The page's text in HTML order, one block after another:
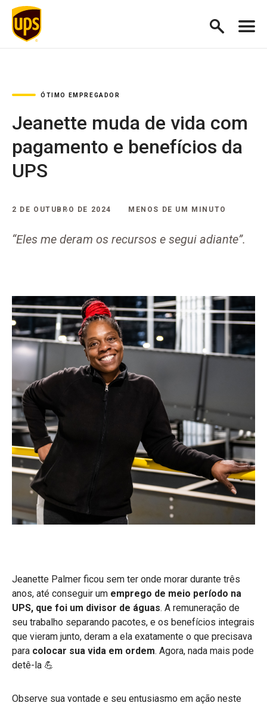
ÓTIMO EMPREGADOR
Jeanette muda de vida com
pagamento e benefícios da
UPS
2 DE OUTUBRO DE 2024 MENOS DE UM MINUTO
“Eles me deram os recursos e segui adiante”.
Jeanette Palmer ficou sem ter onde morar durante três
anos, até conseguir um emprego de meio período na
UPS, que foi um divisor de águas. A remuneração de
seu trabalho separando pacotes, e os benefícios integrais
que vieram junto, deram a ela exatamente o que precisava
para colocar sua vida em ordem. Agora, nada mais pode
detê-la 💪
Observe sua vontade e seu entusiasmo em ação neste